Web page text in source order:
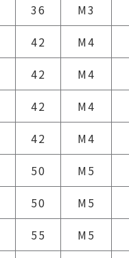
36 M3
42 M4
42 M4
42 M4
42 M4
50 M5
50 M5
55 M5